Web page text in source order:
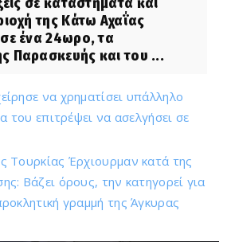
της Κάτω Αχαΐας
ένα 24ωρο, τα
Παρασκευής και του ...
να χρηματίσει υπάλληλο
του επιτρέψει να ασελγήσει σε
Τουρκίας Έρχιουρμαν κατά της
Βάζει όρους, την κατηγορεί για
γραμμή της Άγκυρας